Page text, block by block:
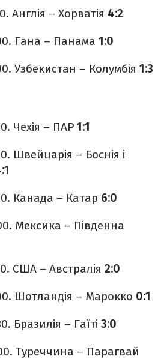
Англія – Хорватія 4:2
Гана – Панама 1:0
Узбекистан – Колумбія 1:3
Чехія – ПАР 1:1
Швейцарія – Боснія і
Канада – Катар 6:0
Мексика – Південна
США – Австралія 2:0
Шотландія – Марокко 0:1
Бразилія – Гаїті 3:0
Туреччина – Парагвай